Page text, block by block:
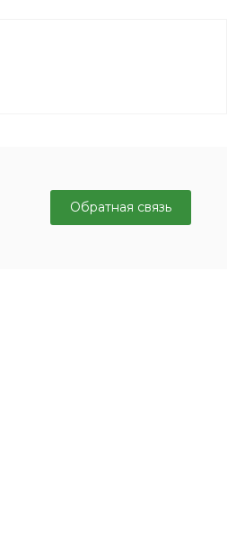
Обратная связь